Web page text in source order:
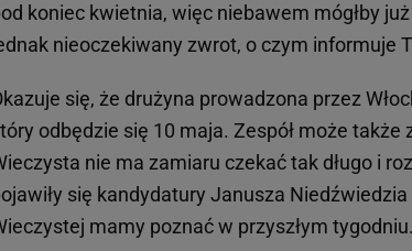
koniec kwietnia, więc niebawem mógłby
nieoczekiwany zwrot, o czym informuje
się, że drużyna prowadzona przez
odbędzie się 10 maja. Zespół może także
nie ma zamiaru czekać tak długo i
się kandydatury Janusza
mamy poznać w przyszłym tygodniu.